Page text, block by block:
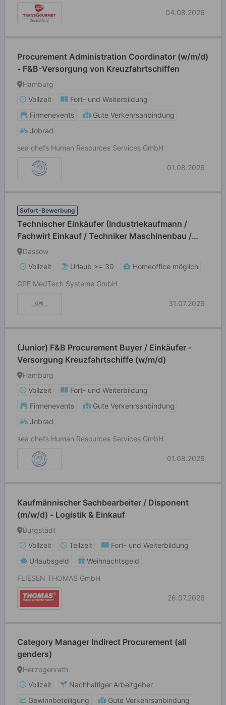
04.08.2026
Procurement Administration Coordinator (w/m/d)
- F&B-Versorgung von Kreuzfahrtschiffen
Hamburg
Vollzeit
Fort- und Weiterbildung
Firmenevents
Gute Verkehrsanbindung
Jobrad
sea chefs Human Resources Services GmbH
01.08.2026
Sofort-Bewerbung
Technischer Einkäufer (Industriekaufmann /
Fachwirt Einkauf / Techniker Maschinenbau /
technischer Fachwirt o.Ä.) (m/w/d)
Dassow
Vollzeit
Urlaub >= 30
Homeoffice möglich
GPE MedTech Systeme GmbH
31.07.2026
(Junior) F&B Procurement Buyer / Einkäufer -
Versorgung Kreuzfahrtschiffe (w/m/d)
Hamburg
Vollzeit
Fort- und Weiterbildung
Firmenevents
Gute Verkehrsanbindung
Jobrad
sea chefs Human Resources Services GmbH
01.08.2026
Kaufmännischer Sachbearbeiter / Disponent
(m/w/d) - Logistik & Einkauf
Burgstädt
Vollzeit
Teilzeit
Fort- und Weiterbildung
Urlaubsgeld
Weihnachtsgeld
FLIESEN THOMAS GmbH
26.07.2026
Category Manager Indirect Procurement (all
genders)
Herzogenrath
Vollzeit
Nachhaltiger Arbeitgeber
Gewinnbeteiligung
Gute Verkehrsanbindung